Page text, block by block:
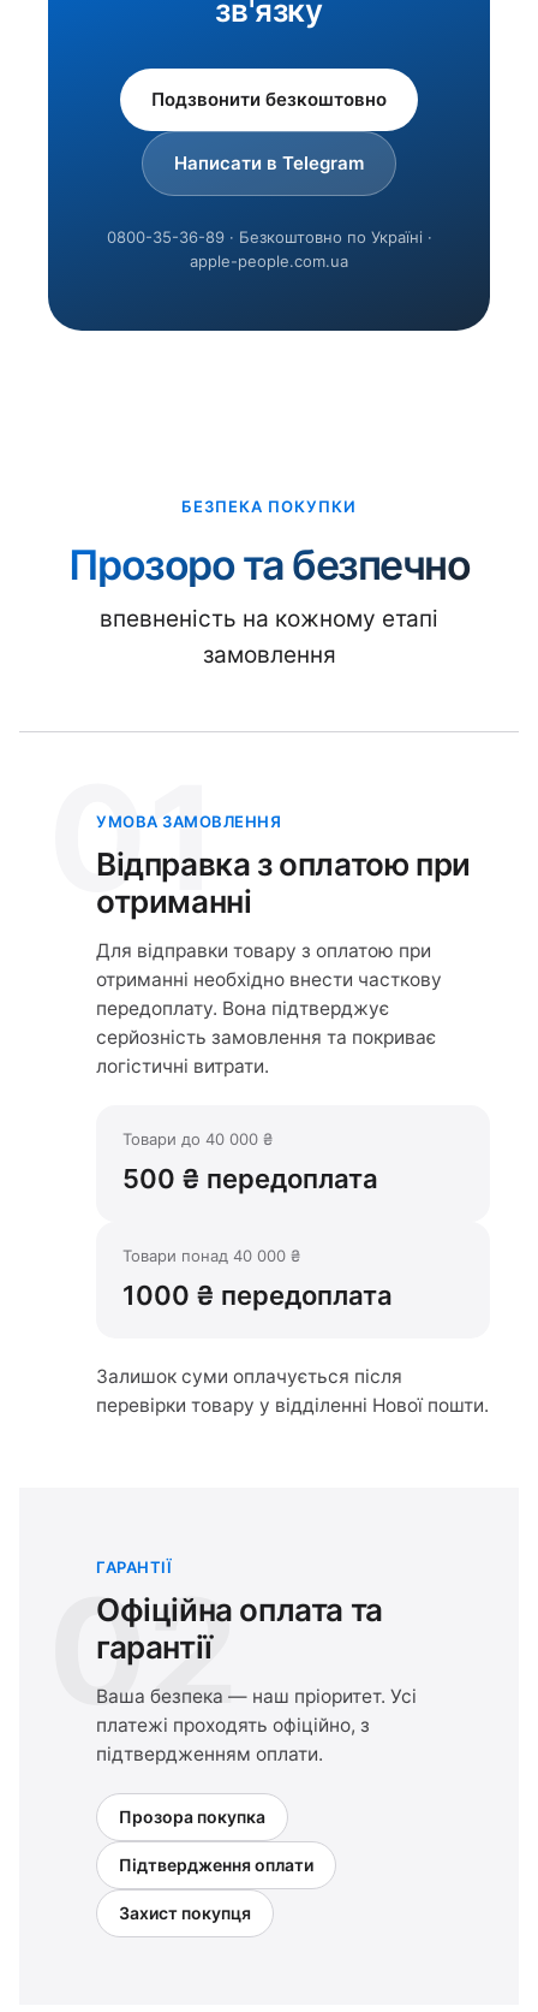
зв'язку
Подзвонити безкоштовно
Написати в Telegram
0800-35-36-89 · Безкоштовно по Україні ·
apple-people.com.ua
БЕЗПЕКА ПОКУПКИ
Прозоро та безпечно
впевненість на кожному етапі
замовлення
01
УМОВА ЗАМОВЛЕННЯ
Відправка з оплатою при
отриманні
Для відправки товару з оплатою при
отриманні необхідно внести часткову
передоплату. Вона підтверджує
серйозність замовлення та покриває
логістичні витрати.
Товари до 40 000 ₴
500 ₴ передоплата
Товари понад 40 000 ₴
1000 ₴ передоплата
Залишок суми оплачується після
перевірки товару у відділенні Нової пошти.
02
ГАРАНТІЇ
Офіційна оплата та
гарантії
Ваша безпека — наш пріоритет. Усі
платежі проходять офіційно, з
підтвердженням оплати.
Прозора покупка
Підтвердження оплати
Захист покупця